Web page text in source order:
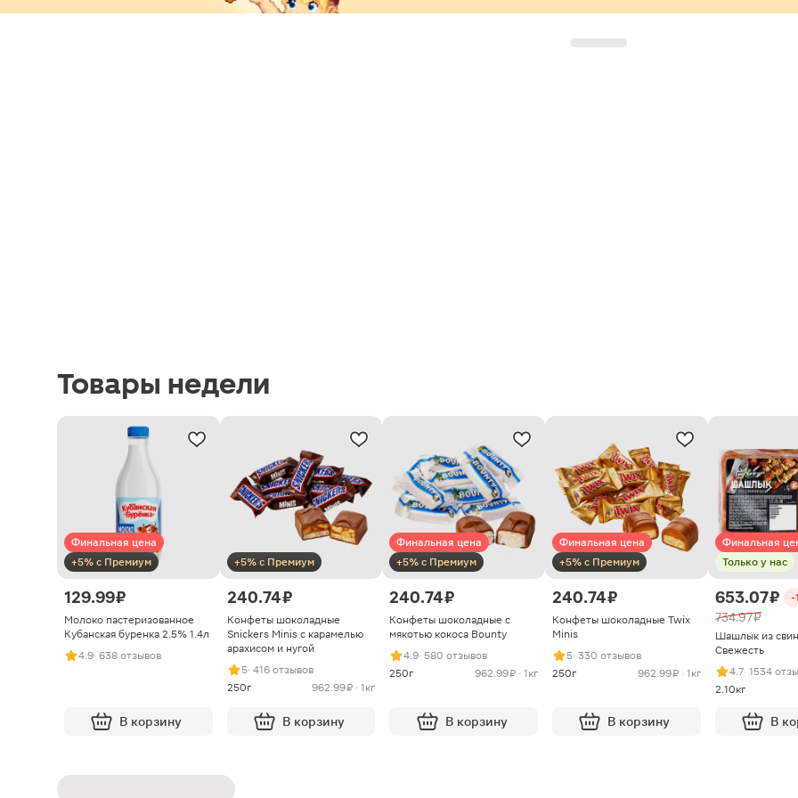
Товары недели
Финальная цена
+5% с Премиум
129.99 ₽
Молоко пастеризованное
Кубанская буренка 2.5% 1.4л
4.9· 638 отзывов
В корзину
+5% с Премиум
240.74 ₽
Конфеты шоколадные
Snickers Minis с карамелью
арахисом и нугой
5· 416 отзывов
250г
962.99 ₽ · 1кг
В корзину
Финальная цена
+5% с Премиум
240.74 ₽
Конфеты шоколадные с
мякотью кокоса Bounty
4.9· 580 отзывов
250г
962.99 ₽ · 1кг
В корзину
Финальная цена
+5% с Премиум
240.74 ₽
Конфеты шоколадные Twix
Minis
5· 330 отзывов
250г
962.99 ₽ · 1кг
В корзину
Финальная
Только у нас
653.07 ₽ -
734.97 ₽
Шашлык из
Свежесть
4.7· 1534
2.10кг
В